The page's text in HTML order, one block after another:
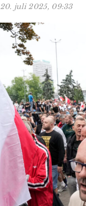
20. juli 2025, 09:33